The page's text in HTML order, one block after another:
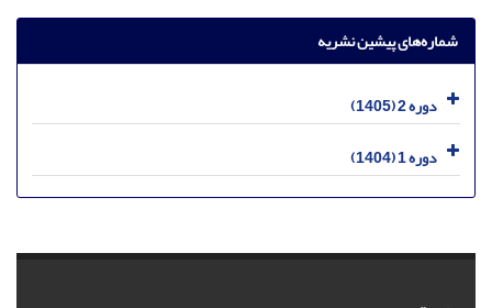
شماره‌های پیشین نشریه
دوره 2 (1405)
دوره 1 (1404)